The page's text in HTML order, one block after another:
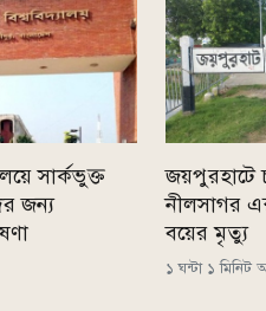
সার্কভুক্ত
জন্য
জয়পুরহাটে
নীলসাগর
বয়ের মৃত্যু
১ ঘন্টা ১ মিনিট